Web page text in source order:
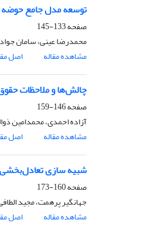
توسعه مدل جامع حوضه
صفحه133-145
محمدرضا عینی، سامان
مشاهده مقاله
اصل
چالش‌ها و ملاحظات
صفحه146-159
آزاده احمدی، محمدامین
مشاهده مقاله
اصل
شبیه سازی
صفحه160-173
جهانگیر پرهمت، مجید
مشاهده مقاله
اصل